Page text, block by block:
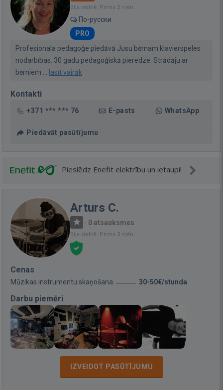
Bija vietnē: Pirms 2 mēn.
По-русски
PRO
Profesionala pedagoģe piedāvā Jusu bērnam klavierspeles
nodarbības. 30 gadu pedagoģiskā pieredze. Strādāju ar
bērniem ...
lasīt vairāk
Kontakti
+371 *** *** 76 E-pasts WhatsApp
Piedāvāt pasūtījumu
Pieslēdz Enefit elektrību un ietaupi!
Arturs C.
· 0 atsauksmes
Bija vietnē: Pirms 3 mēn.
Cenas
Mūzikas instrumentu skaņošana 30-50€/stunda
Darbu piemēri
IZVEIDOT PASŪTĪJUMU